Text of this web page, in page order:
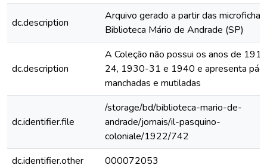
dc.description
Arquivo gerado a partir das
Biblioteca Mário de Andrade (SP)
dc.description
A Coleção não possui os anos de
24, 1930-31 e 1940 e apresenta
manchadas e mutiladas
dc.identifier.file
/storage/bd/biblioteca-mario-de-
andrade/jornais/il-pasquino-
coloniale/1922/742
dc.identifier.other
000072053